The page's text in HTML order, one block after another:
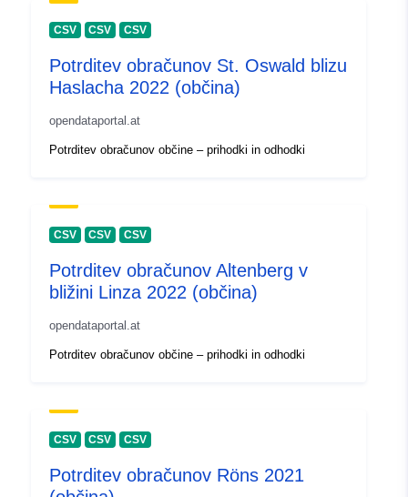
CSV CSV CSV
Potrditev obračunov St. Oswald blizu
Haslacha 2022 (občina)
opendataportal.at
Potrditev obračunov občine – prihodki in odhodki
CSV CSV CSV
Potrditev obračunov Altenberg v
bližini Linza 2022 (občina)
opendataportal.at
Potrditev obračunov občine – prihodki in odhodki
CSV CSV CSV
Potrditev obračunov Röns 2021